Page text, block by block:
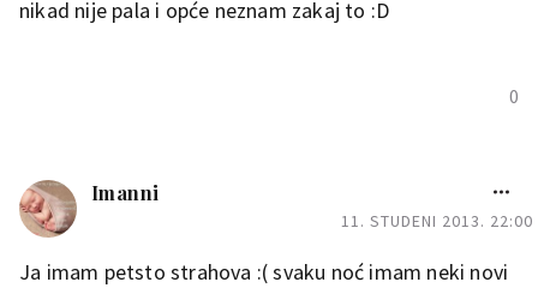
nikad nije pala i opće neznam zakaj to :D
0
Imanni
11. STUDENI 2013. 22:00
Ja imam petsto strahova :( svaku noć imam neki novi